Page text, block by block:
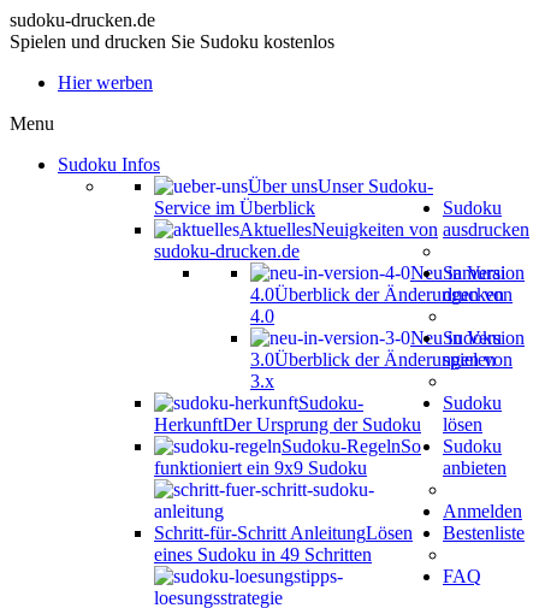
sudoku-drucken.de
Spielen und drucken Sie Sudoku kostenlos
Hier werben
Menu
Sudoku Infos
Über unsUnser Sudoku-
Service im Überblick
AktuellesNeuigkeiten von
sudoku-drucken.de
Neu in Version
4.0Überblick der Änderungen von
4.0
Neu in Version
3.0Überblick der Änderungen von
3.x
Sudoku-
HerkunftDer Ursprung der Sudoku
Sudoku-RegelnSo
funktioniert ein 9x9 Sudoku
Schritt-für-Schritt AnleitungLösen
eines Sudoku in 49 Schritten
Sudoku
ausdrucken
Samurai
drucken
Sudoku
spielen
Sudoku
lösen
Sudoku
anbieten
Anmelden
Bestenliste
FAQ